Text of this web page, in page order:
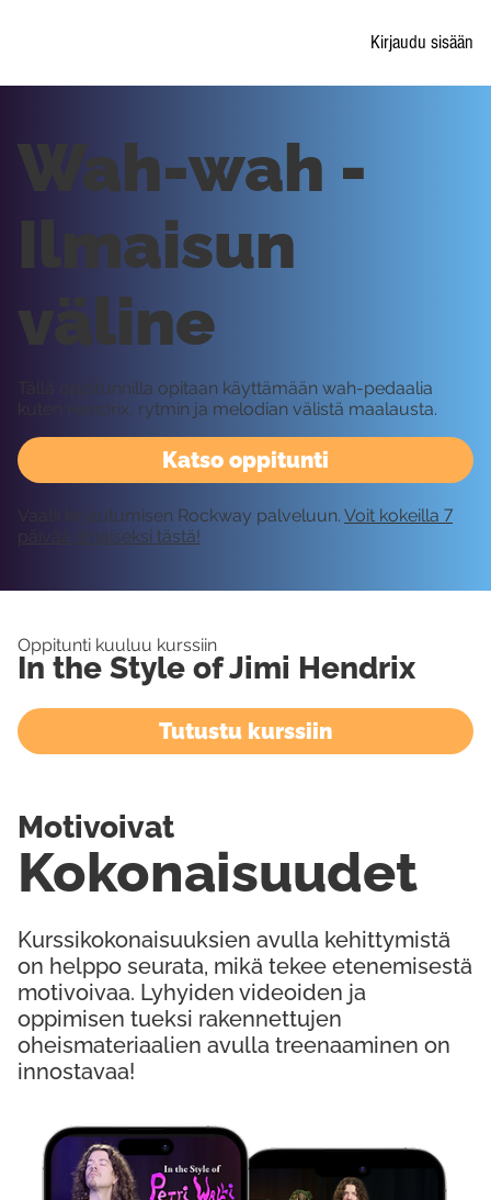
Kirjaudu sisään
Katso oppitunti
Wah-wah -
Ilmaisun
väline
Tällä oppitunnilla opitaan käyttämään wah-pedaalia
kuten Hendrix, rytmin ja melodian välistä maalausta.
Vaatii kirjautumisen Rockway palveluun. Voit kokeilla 7
päivää ilmaiseksi tästä!
Oppitunti kuuluu kurssiin
In the Style of Jimi Hendrix
Tutustu kurssiin
Kurssikokonaisuuksien avulla kehittymistä
on helppo seurata, mikä tekee etenemisestä
motivoivaa. Lyhyiden videoiden ja
oppimisen tueksi rakennettujen
oheismateriaalien avulla treenaaminen on
innostavaa!
Kokonaisuudet
Motivoivat